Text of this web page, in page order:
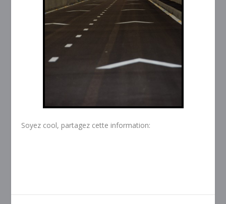
Soyez cool, partagez cette information: